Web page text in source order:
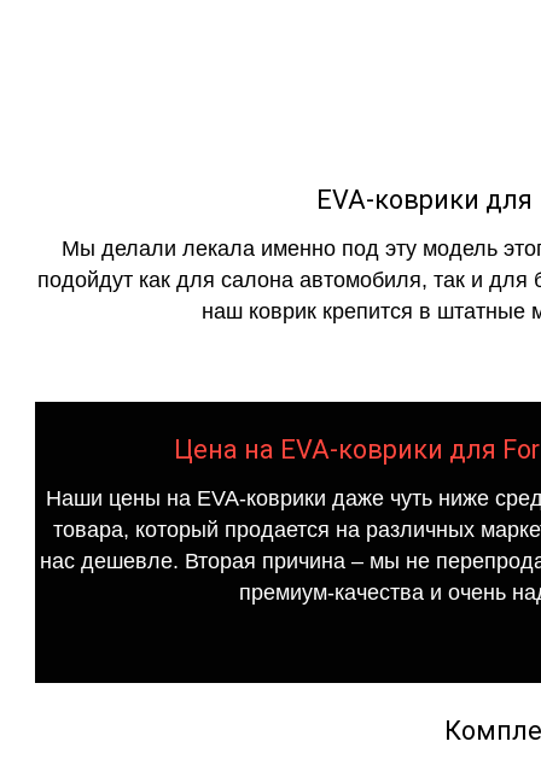
EVA-коврики для
Мы делали лекала именно под эту модель
подойдут как для салона автомобиля, так и для
наш коврик крепится в штатные
Цена на EVA-коврики для
Наши цены на EVA-коврики даже чуть ниже
товара, который продается на различных
нас дешевле. Вторая причина – мы не
премиум-качества и очень